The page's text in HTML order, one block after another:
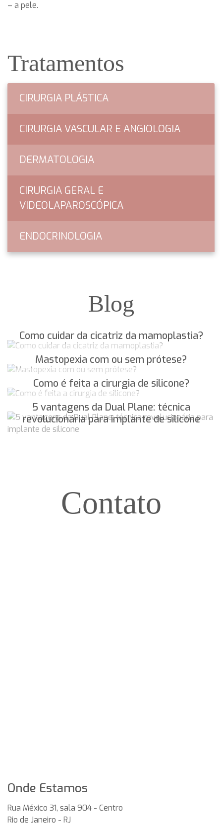
– a pele.
Tratamentos
CIRURGIA PLÁSTICA
CIRURGIA VASCULAR E ANGIOLOGIA
DERMATOLOGIA
CIRURGIA GERAL E
VIDEOLAPAROSCÓPICA
ENDOCRINOLOGIA
Blog
Como cuidar da cicatriz da mamoplastia?
Mastopexia com ou sem prótese?
Como é feita a cirurgia de silicone?
5 vantagens da Dual Plane: técnica
revolucionária para implante de silicone
Contato
Onde Estamos
Rua México 31, sala 904 - Centro
Rio de Janeiro - RJ